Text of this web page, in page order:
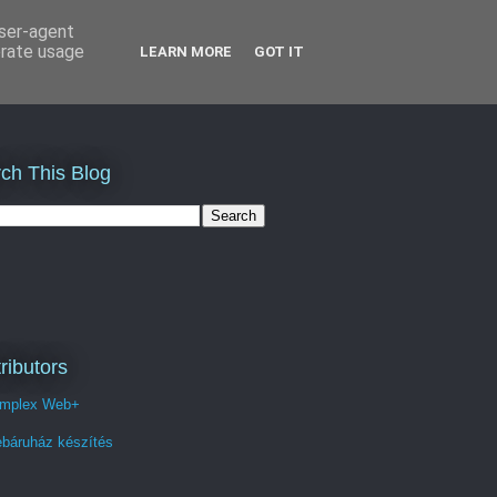
This Blog
Web+
készítés
agent
usage
LEARN MORE GOT IT